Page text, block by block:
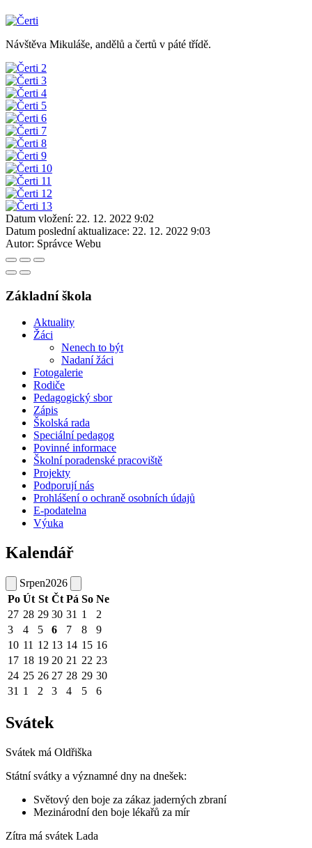
Návštěva Mikuláše, andělů a čertů v páté třídě.
Datum vložení: 22. 12. 2022 9:02
Datum poslední aktualizace: 22. 12. 2022 9:03
Autor: Správce Webu
Základní škola
Aktuality
Žáci
Nenech to být
Nadaní žáci
Fotogalerie
Rodiče
Pedagogický sbor
Zápis
Školská rada
Speciální pedagog
Povinné informace
Školní poradenské pracoviště
Projekty
Podporují nás
Prohlášení o ochraně osobních údajů
E-podatelna
Výuka
Kalendář
Srpen2026
Po Út St Čt Pá So Ne
27 28 29 30 31 1
2
3
4 5 6 7 8
9
10 11 12 13 14 15 16
17 18 19 20 21 22 23
24 25 26 27 28 29 30
31 1 2 3 4 5 6
Svátek
Svátek má Oldřiška
Státní svátky a významné dny na dnešek:
Světový den boje za zákaz jaderných zbraní
Mezinárodní den boje lékařů za mír
Zítra má svátek Lada